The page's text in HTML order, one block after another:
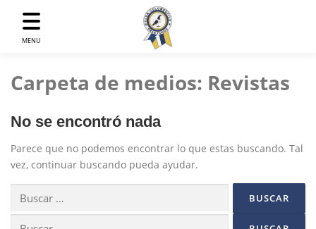
MENU
contenido
Carpeta de medios: Revistas
No se encontró nada
Parece que no podemos encontrar lo que estas buscando. Tal
vez, continuar buscando pueda ayudar.
Buscar:
Buscar: